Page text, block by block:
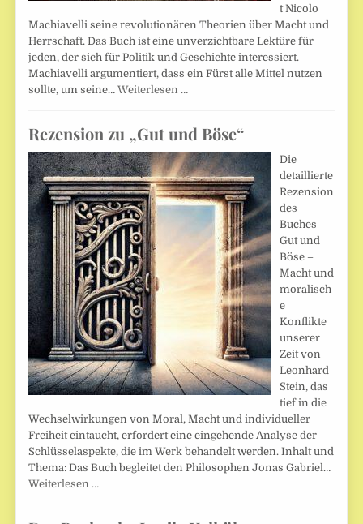
t Nicolo
Machiavelli seine revolutionären Theorien über Macht und
Herrschaft. Das Buch ist eine unverzichtbare Lektüre für
jeden, der sich für Politik und Geschichte interessiert.
Machiavelli argumentiert, dass ein Fürst alle Mittel nutzen
sollte, um seine…Weiterlesen …
Rezension zu „Gut und Böse“
Die
detaillierte
Rezension
des
Buches
Gut und
Böse –
Macht und
moralisch
e
Konflikte
unserer
Zeit von
Leonhard
Stein, das
tief in die
Wechselwirkungen von Moral, Macht und individueller
Freiheit eintaucht, erfordert eine eingehende Analyse der
Schlüsselaspekte, die im Werk behandelt werden. Inhalt und
Thema: Das Buch begleitet den Philosophen Jonas Gabriel…
Weiterlesen …